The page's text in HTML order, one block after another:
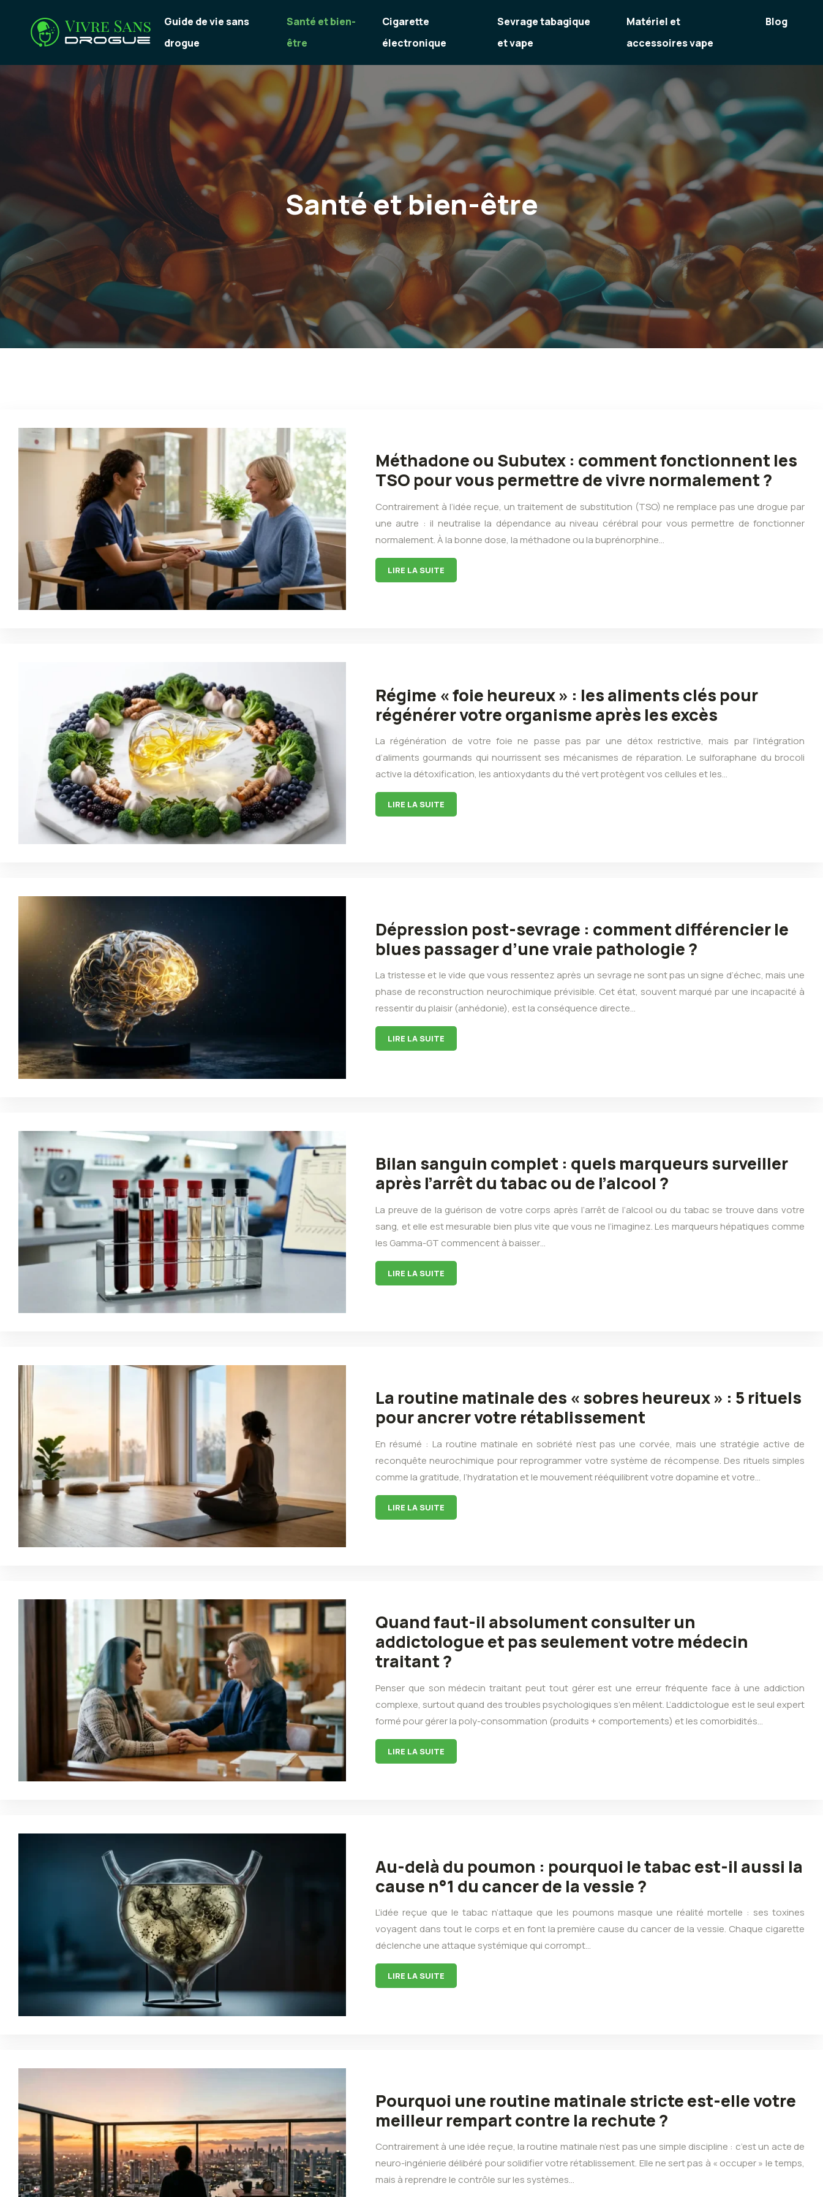
Guide de vie sans
drogue
Santé et bien-
être
Cigarette
électronique
Sevrage tabagique
et vape
Matériel et
accessoires vape
Blog
Santé et bien-être
Méthadone ou Subutex : comment fonctionnent les
TSO pour vous permettre de vivre normalement ?
Contrairement à l’idée reçue, un traitement de substitution (TSO) ne remplace pas une drogue par
une autre : il neutralise la dépendance au niveau cérébral pour vous permettre de fonctionner
normalement. À la bonne dose, la méthadone ou la buprénorphine…
LIRE LA SUITE
Régime « foie heureux » : les aliments clés pour
régénérer votre organisme après les excès
La régénération de votre foie ne passe pas par une détox restrictive, mais par l’intégration
d’aliments gourmands qui nourrissent ses mécanismes de réparation. Le sulforaphane du brocoli
active la détoxification, les antioxydants du thé vert protègent vos cellules et les…
LIRE LA SUITE
Dépression post-sevrage : comment différencier le
blues passager d’une vraie pathologie ?
La tristesse et le vide que vous ressentez après un sevrage ne sont pas un signe d’échec, mais une
phase de reconstruction neurochimique prévisible. Cet état, souvent marqué par une incapacité à
ressentir du plaisir (anhédonie), est la conséquence directe…
LIRE LA SUITE
Bilan sanguin complet : quels marqueurs surveiller
après l’arrêt du tabac ou de l’alcool ?
La preuve de la guérison de votre corps après l’arrêt de l’alcool ou du tabac se trouve dans votre
sang, et elle est mesurable bien plus vite que vous ne l’imaginez. Les marqueurs hépatiques comme
les Gamma-GT commencent à baisser…
LIRE LA SUITE
La routine matinale des « sobres heureux » : 5 rituels
pour ancrer votre rétablissement
En résumé : La routine matinale en sobriété n’est pas une corvée, mais une stratégie active de
reconquête neurochimique pour reprogrammer votre système de récompense. Des rituels simples
comme la gratitude, l’hydratation et le mouvement rééquilibrent votre dopamine et votre…
LIRE LA SUITE
Quand faut-il absolument consulter un
addictologue et pas seulement votre médecin
traitant ?
Penser que son médecin traitant peut tout gérer est une erreur fréquente face à une addiction
complexe, surtout quand des troubles psychologiques s’en mêlent. L’addictologue est le seul expert
formé pour gérer la poly-consommation (produits + comportements) et les comorbidités…
LIRE LA SUITE
Au-delà du poumon : pourquoi le tabac est-il aussi la
cause n°1 du cancer de la vessie ?
L’idée reçue que le tabac n’attaque que les poumons masque une réalité mortelle : ses toxines
voyagent dans tout le corps et en font la première cause du cancer de la vessie. Chaque cigarette
déclenche une attaque systémique qui corrompt…
LIRE LA SUITE
Pourquoi une routine matinale stricte est-elle votre
meilleur rempart contre la rechute ?
Contrairement à une idée reçue, la routine matinale n’est pas une simple discipline : c’est un acte de
neuro-ingénierie délibéré pour solidifier votre rétablissement. Elle ne sert pas à « occuper » le temps,
mais à reprendre le contrôle sur les systèmes…